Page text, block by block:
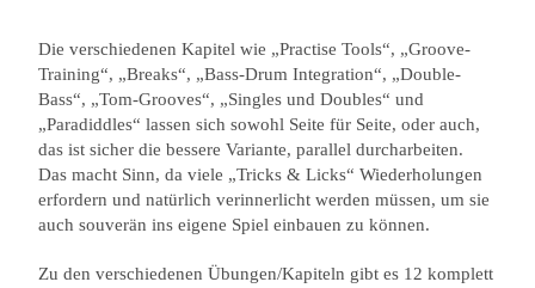
Die verschiedenen Kapitel wie „Practise Tools“, „Groove-
Training“, „Breaks“, „Bass-Drum Integration“, „Double-
Bass“, „Tom-Grooves“, „Singles und Doubles“ und
„Paradiddles“ lassen sich sowohl Seite für Seite, oder auch,
das ist sicher die bessere Variante, parallel durcharbeiten.
Das macht Sinn, da viele „Tricks & Licks“ Wiederholungen
erfordern und natürlich verinnerlicht werden müssen, um sie
auch souverän ins eigene Spiel einbauen zu können.
Zu den verschiedenen Übungen/Kapiteln gibt es 12 komplett